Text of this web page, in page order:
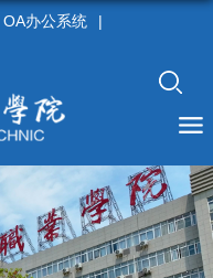
OA办公系统 |